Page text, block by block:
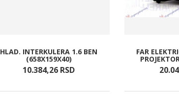
HLAD. INTERKULERA 1.6 BEN
(658X159X40)
10.384,26 RSD
FAR